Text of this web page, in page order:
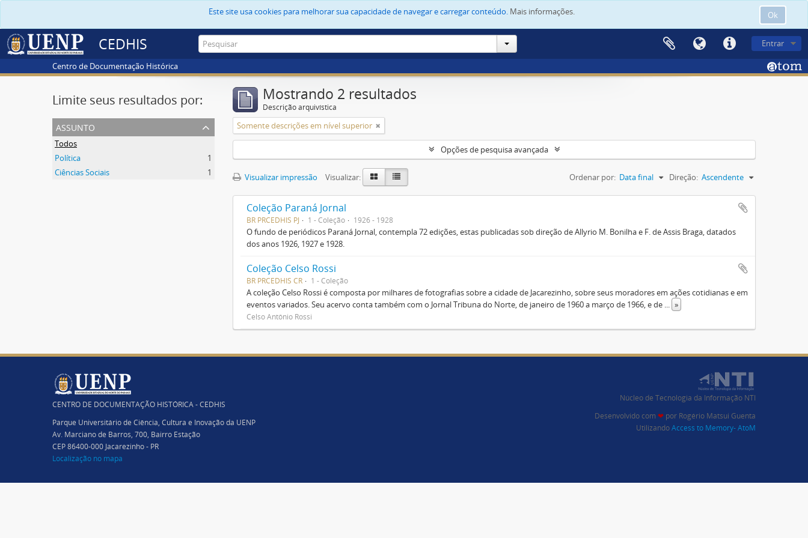
Ok
Este site usa cookies para melhorar sua capacidade de navegar e carregar conteúdo. Mais informações.
CEDHIS Entrar
Centro de Documentação Histórica
Limite seus resultados por:
assunto
Todos
Política
1
Ciências Sociais
1
Mostrando 2 resultados
Descrição arquivística
Somente descrições em nível superior
Opções de pesquisa avançada
Visualizar impressão Visualizar: Ordenar por: Data final Direção: Ascendente
Coleção Paraná Jornal
BR PRCEDHIS PJ 1 - Coleção 1926 - 1928
O fundo de periódicos Paraná Jornal, contempla 72 edições, estas publicadas sob direção de Allyrio M. Bonilha e F. de Assis Braga, datados
dos anos 1926, 1927 e 1928.
Coleção Celso Rossi
BR PRCEDHIS CR 1 - Coleção
A coleção Celso Rossi é composta por milhares de fotografias sobre a cidade de Jacarezinho, sobre seus moradores em ações cotidianas e em
eventos variados. Seu acervo conta também com o Jornal Tribuna do Norte, de janeiro de 1960 a março de 1966, e de ... »
Celso Antônio Rossi
CENTRO DE DOCUMENTAÇÃO HISTÓRICA - CEDHIS
Parque Universitário de Ciência, Cultura e Inovação da UENP
Av. Marciano de Barros, 700, Bairro Estação
CEP 86400-000 Jacarezinho - PR
Localização no mapa
Núcleo de Tecnologia da Informação NTI
Desenvolvido com ❤ por Rogério Matsui Guenta
UtilizandoAccess to Memory- AtoM